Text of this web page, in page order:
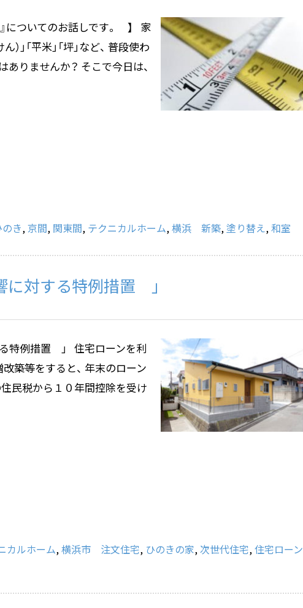
についてのお話しです。 】 家
）」「平米」「坪」など、 普段使わ
りませんか？ そこで今日は、
のき,京間, 関東間, テクニカルホーム,横浜 新築,塗り替え,和室
に対する特例措置 」
特例措置 」 住宅ローンを利
築等をすると、 年末のローン
民税から１０年間控除を受け
カルホーム, 横浜市 注文住宅, ひのきの家, 次世代住宅, 住宅ローン